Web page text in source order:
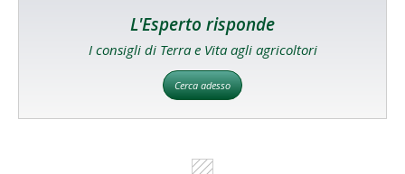
L'Esperto risponde
I consigli di Terra e Vita agli agricoltori
Cerca adesso